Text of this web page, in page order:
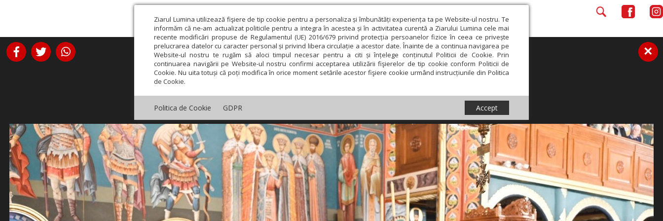
Ziarul Lumina utilizează fişiere de tip cookie pentru a personaliza și îmbunătăți experiența ta pe Website-ul nostru. Te
informăm că ne-am actualizat politicile pentru a integra în acestea și în activitatea curentă a Ziarului Lumina cele mai
recente modificări propuse de Regulamentul (UE) 2016/679 privind protecția persoanelor fizice în ceea ce privește
prelucrarea datelor cu caracter personal și privind libera circulație a acestor date. Înainte de a continua navigarea pe
Website-ul nostru te rugăm să aloci timpul necesar pentru a citi și înțelege conținutul Politicii de Cookie. Prin
continuarea navigării pe Website-ul nostru confirmi acceptarea utilizării fişierelor de tip cookie conform Politicii de
Cookie. Nu uita totuși că poți modifica în orice moment setările acestor fişiere cookie urmând instrucțiunile din Politica
de Cookie.
Politica de Cookie GDPR Accept
×